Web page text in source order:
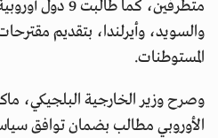
متطرفين، كما
والسويد، وأيرلندا، بتقديم
المستوطنات.
وصرح وزير الخارجية البلجيكي،
الأوروبي مطالب بضمان توافق